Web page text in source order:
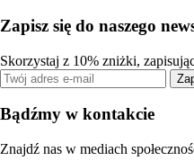
Zapisz się do naszego
Skorzystaj z 10% zniżki,
Bądźmy w kontakcie
Znajdź nas w mediach